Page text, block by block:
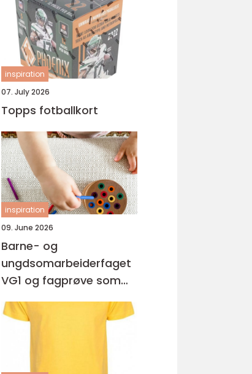
inspiration
07. July 2026
Topps fotballkort
inspiration
09. June 2026
Barne- og
ungdsomarbeiderfaget
VG1 og fagprøve som
barne- og
ungdomsarbeider –